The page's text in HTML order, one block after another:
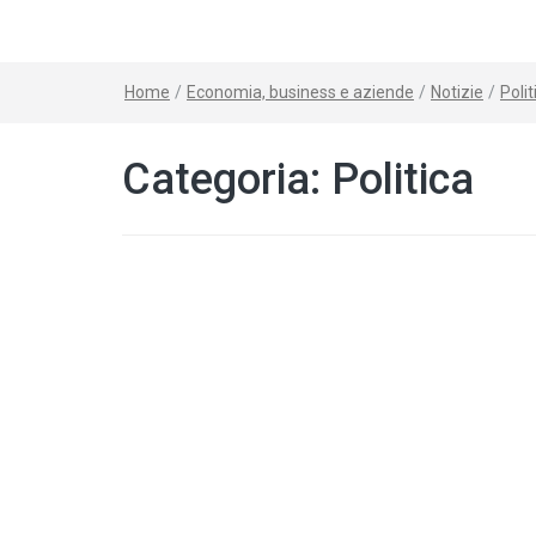
Home / Economia, business e aziende / Notizie /
Categoria: Politica